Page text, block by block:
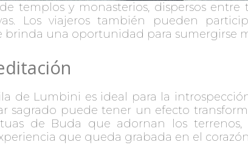
templos y monasterios, dispersos
Los viajeros también pueden
brinda una oportunidad para sumergirse
de Lumbini es ideal para la
sagrado puede tener un efecto
de Buda que adornan los
que queda grabada en el